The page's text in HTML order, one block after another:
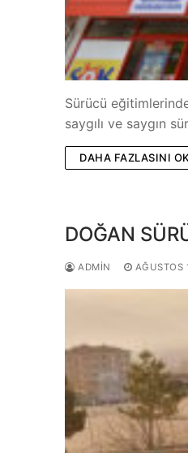
Sürücü
saygılı ve saygın
DAHA FAZLASINI
DOĞAN
ADMIN AĞUSTOS